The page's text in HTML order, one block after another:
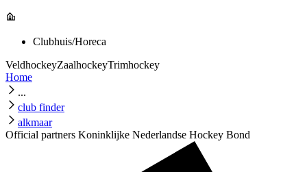
Clubhuis/Horeca
VeldhockeyZaalhockeyTrimhockey
Home
...
club finder
alkmaar
Official partners Koninklijke Nederlandse Hockey Bond